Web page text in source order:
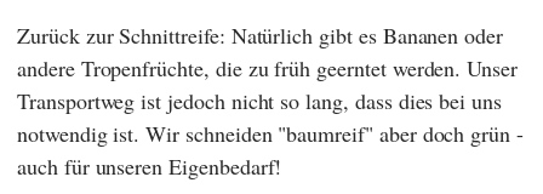
Zurück zur Schnittreife: Natürlich gibt es Bananen oder
andere Tropenfrüchte, die zu früh geerntet werden. Unser
Transportweg ist jedoch nicht so lang, dass dies bei uns
notwendig ist. Wir schneiden "baumreif" aber doch grün -
auch für unseren Eigenbedarf!